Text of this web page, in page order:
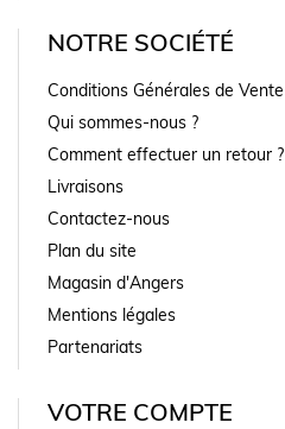
NOTRE SOCIÉTÉ
Conditions Générales de Vente
Qui sommes-nous ?
Comment effectuer un retour ?
Livraisons
Contactez-nous
Plan du site
Magasin d'Angers
Mentions légales
Partenariats
VOTRE COMPTE